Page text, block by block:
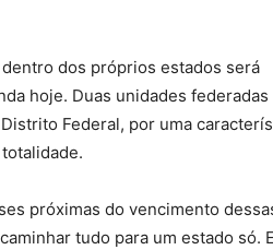
dos próprios estados será
hoje. Duas unidades federadas
Federal, por uma
próximas do vencimento
tudo para um estado só.